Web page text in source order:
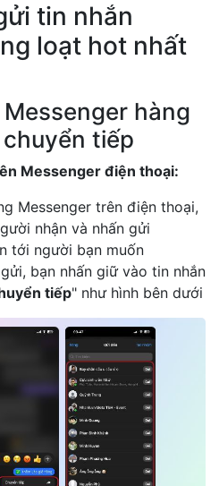
tin nhắn
loạt hot nhất
Messenger hàng
tiếp
Messenger điện thoại:
Messenger trên điện thoại,
nhận và nhấn gửi
tới người bạn muốn
bạn nhấn giữ vào tin nhắn
tiếp" như hình bên dưới